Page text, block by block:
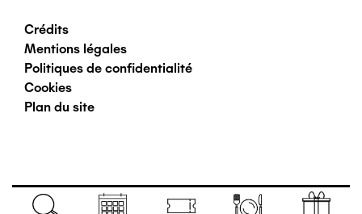
Pied
de
page
Crédits
Mentions légales
Politiques de confidentialité
Cookies
Plan du site